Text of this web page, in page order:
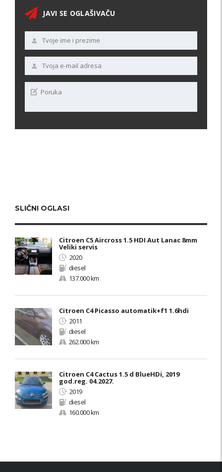
JAVI SE OGLAŠIVAČU
SLIČNI OGLASI
Citroen C5 Aircross 1.5 HDI Aut Lanac 8mm
Veliki servis
2020
diesel
137.000 km
Citroen C4 Picasso automatik+f1 1.6hdi
2011
diesel
262.000 km
Citroen C4 Cactus 1.5 d BlueHDi, 2019
god.reg. 04.2027.
2019
diesel
160.000 km